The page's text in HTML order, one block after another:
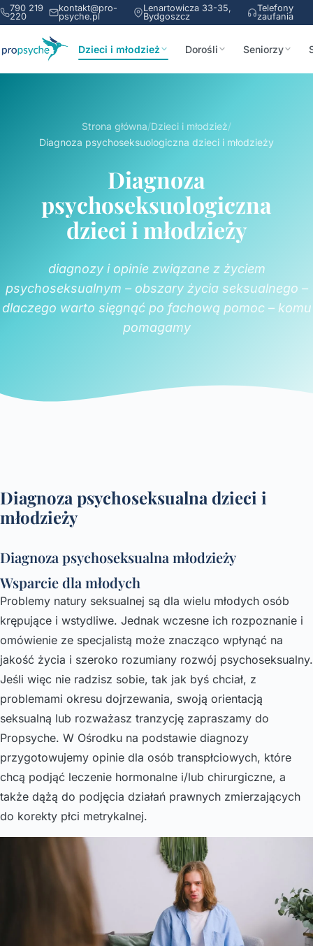
790 219
220
kontakt@pro-
psyche.pl
Lenartowicza 33-35,
Bydgoszcz
Telefony
zaufania
Dzieci i młodzież Dorośli Seniorzy
Strona główna/Dzieci i młodzież/
Diagnoza psychoseksuologiczna dzieci i młodzieży
Diagnoza
psychoseksuologiczna
dzieci i młodzieży
diagnozy i opinie związane z życiem
psychoseksualnym – obszary życia seksualnego –
dlaczego warto sięgnąć po fachową pomoc – komu
pomagamy
Diagnoza psychoseksualna dzieci i
młodzieży
Diagnoza psychoseksualna młodzieży
Wsparcie dla młodych
Problemy natury seksualnej są dla wielu młodych osób
krępujące i wstydliwe. Jednak wczesne ich rozpoznanie i
omówienie ze specjalistą może znacząco wpłynąć na
jakość życia i szeroko rozumiany rozwój psychoseksualny.
Jeśli więc nie radzisz sobie, tak jak byś chciał, z
problemami okresu dojrzewania, swoją orientacją
seksualną lub rozważasz tranzycję zapraszamy do
Propsyche. W Ośrodku na podstawie diagnozy
przygotowujemy opinie dla osób transpłciowych, które
chcą podjąć leczenie hormonalne i/lub chirurgiczne, a
także dążą do podjęcia działań prawnych zmierzających
do korekty płci metrykalnej.